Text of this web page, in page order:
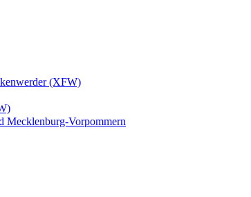
(XFW)
Mecklenburg-Vorpommern